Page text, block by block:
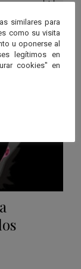
Granada,
en
similares para
como su visita
u oponerse al
legítimos en
cookies" en